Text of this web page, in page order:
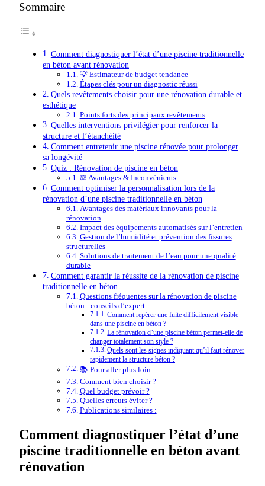
Sommaire
Comment diagnostiquer l’état d’une piscine traditionnelle
en béton avant rénovation
💡 Estimateur de budget tendance
Étapes clés pour un diagnostic réussi
Quels revêtements choisir pour une rénovation durable et
esthétique
Points forts des principaux revêtements
Quelles interventions privilégier pour renforcer la
structure et l’étanchéité
Comment entretenir une piscine rénovée pour prolonger
sa longévité
Quiz : Rénovation de piscine en béton
⚖️ Avantages & Inconvénients
Comment optimiser la personnalisation lors de la
rénovation d’une piscine traditionnelle en béton
Avantages des matériaux innovants pour la
rénovation
Impact des équipements automatisés sur l’entretien
Gestion de l’humidité et prévention des fissures
structurelles
Solutions de traitement de l’eau pour une qualité
durable
Comment garantir la réussite de la rénovation de piscine
traditionnelle en béton
Questions fréquentes sur la rénovation de piscine
béton : conseils d’expert
Comment repérer une fuite difficilement visible
dans une piscine en béton ?
La rénovation d’une piscine béton permet-elle de
changer totalement son style ?
Quels sont les signes indiquant qu’il faut rénover
rapidement la structure béton ?
📚 Pour aller plus loin
Comment bien choisir ?
Quel budget prévoir ?
Quelles erreurs éviter ?
Publications similaires :
Comment diagnostiquer l’état d’une
piscine traditionnelle en béton avant
rénovation